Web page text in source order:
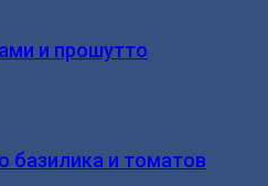
и прошутто
базилика и томатов